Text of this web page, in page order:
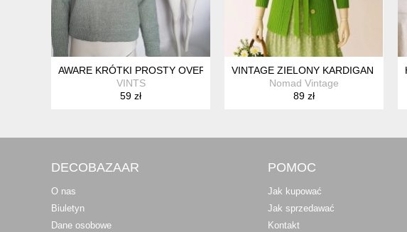
AWARE KRÓTKI PROSTY OVERSIZOWY SWETER Z DŁUGIMI RĘKAWAMI
VINTS
59 zł
VINTAGE ZIELONY KARDIGAN
Nomad Vintage
89 zł
DECOBAZAAR
O nas
Biuletyn
Dane osobowe
POMOC
Jak kupować
Jak sprzedawać
Kontakt